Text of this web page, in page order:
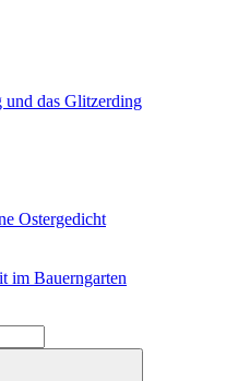
und das Glitzerding
Ostergedicht
im Bauerngarten